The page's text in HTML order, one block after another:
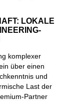
LOKALE
komplexer
über einen
und
Last der
Partner